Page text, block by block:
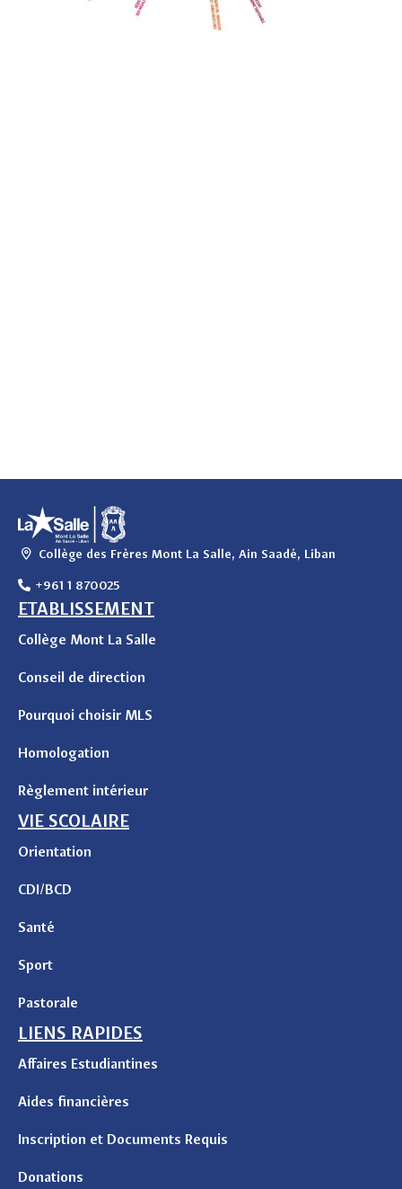
Collège des Frères Mont La Salle, Ain Saadé, Liban
+961 1 870025
ETABLISSEMENT
Collège Mont La Salle
Conseil de direction
Pourquoi choisir MLS
Homologation
Règlement intérieur
VIE SCOLAIRE
Orientation
CDI/BCD
Santé
Sport
Pastorale
LIENS RAPIDES
Affaires Estudiantines
Aides financières
Inscription et Documents Requis
Donations